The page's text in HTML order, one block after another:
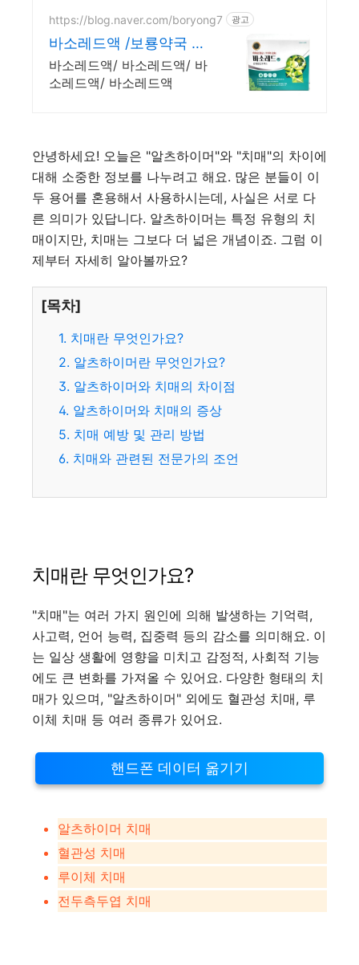
https://blog.naver.com/boryong7 광고
바소레드액 /보룡약국 대
형약국/태릉입구,육사 근
처
바소레드액/ 바소레드액/ 바
소레드액/ 바소레드액
안녕하세요! 오늘은 "알츠하이머"와 "치매"의 차이에
대해 소중한 정보를 나누려고 해요. 많은 분들이 이
두 용어를 혼용해서 사용하시는데, 사실은 서로 다
른 의미가 있답니다. 알츠하이머는 특정 유형의 치
매이지만, 치매는 그보다 더 넓은 개념이죠. 그럼 이
제부터 자세히 알아볼까요?
[목차]
1. 치매란 무엇인가요?
2. 알츠하이머란 무엇인가요?
3. 알츠하이머와 치매의 차이점
4. 알츠하이머와 치매의 증상
5. 치매 예방 및 관리 방법
6. 치매와 관련된 전문가의 조언
치매란 무엇인가요?
"치매"는 여러 가지 원인에 의해 발생하는 기억력,
사고력, 언어 능력, 집중력 등의 감소를 의미해요. 이
는 일상 생활에 영향을 미치고 감정적, 사회적 기능
에도 큰 변화를 가져올 수 있어요. 다양한 형태의 치
매가 있으며, "알츠하이머" 외에도 혈관성 치매, 루
이체 치매 등 여러 종류가 있어요.
핸드폰 데이터 옮기기
알츠하이머 치매
혈관성 치매
루이체 치매
전두측두엽 치매